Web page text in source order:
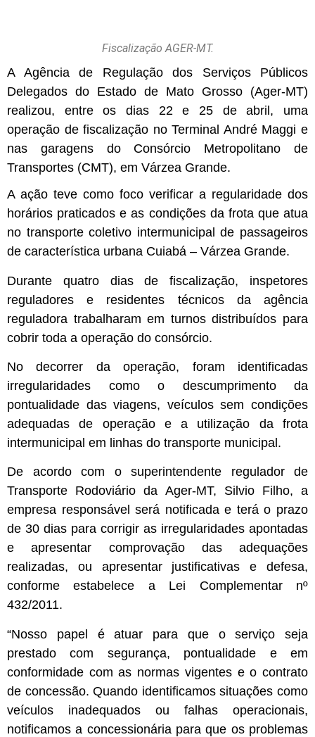
Fiscalização AGER-MT.
A Agência de Regulação dos Serviços Públicos
Delegados do Estado de Mato Grosso (Ager-MT)
realizou, entre os dias 22 e 25 de abril, uma
operação de fiscalização no Terminal André Maggi e
nas garagens do Consórcio Metropolitano de
Transportes (CMT), em Várzea Grande.
A ação teve como foco verificar a regularidade dos
horários praticados e as condições da frota que atua
no transporte coletivo intermunicipal de passageiros
de característica urbana Cuiabá – Várzea Grande.
Durante quatro dias de fiscalização, inspetores
reguladores e residentes técnicos da agência
reguladora trabalharam em turnos distribuídos para
cobrir toda a operação do consórcio.
No decorrer da operação, foram identificadas
irregularidades como o descumprimento da
pontualidade das viagens, veículos sem condições
adequadas de operação e a utilização da frota
intermunicipal em linhas do transporte municipal.
De acordo com o superintendente regulador de
Transporte Rodoviário da Ager-MT, Silvio Filho, a
empresa responsável será notificada e terá o prazo
de 30 dias para corrigir as irregularidades apontadas
e apresentar comprovação das adequações
realizadas, ou apresentar justificativas e defesa,
conforme estabelece a Lei Complementar nº
432/2011.
“Nosso papel é atuar para que o serviço seja
prestado com segurança, pontualidade e em
conformidade com as normas vigentes e o contrato
de concessão. Quando identificamos situações como
veículos inadequados ou falhas operacionais,
notificamos a concessionária para que os problemas